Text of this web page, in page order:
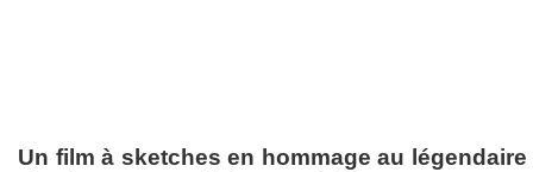
Un film à sketches en hommage au